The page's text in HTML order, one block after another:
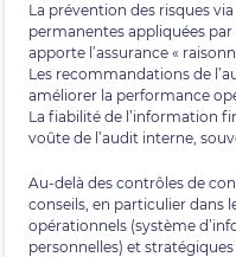
La prévention des risques
permanentes appliquées
apporte l’assurance «
Les recommandations de
améliorer la performance
La fiabilité de l’information
voûte de l’audit interne,
Au-delà des contrôles de
conseils, en particulier dans
opérationnels (système
personnelles) et